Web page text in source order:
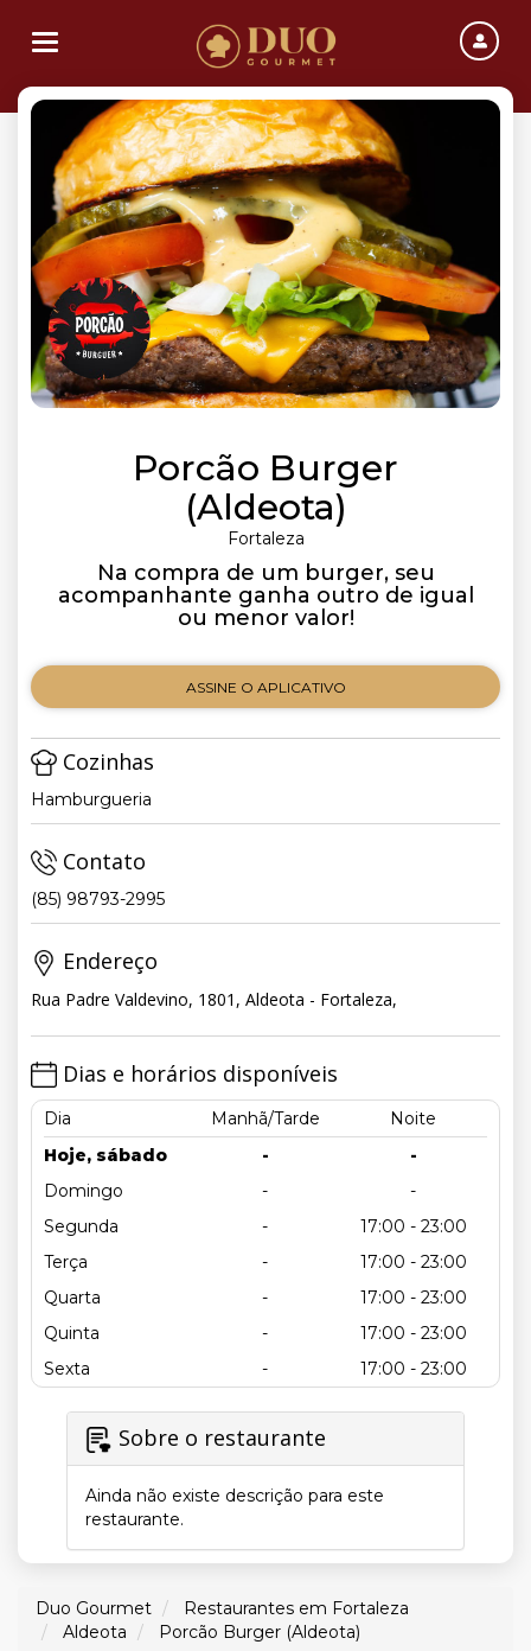
Toggle navigation
Porcão Burger
(Aldeota)
Fortaleza
Na compra de um burger, seu
acompanhante ganha outro de igual
ou menor valor!
ASSINE O APLICATIVO
Cozinhas
Hamburgueria
Contato
(85) 98793-2995
Endereço
Rua Padre Valdevino, 1801, Aldeota - Fortaleza,
Dias e horários disponíveis
Dia Manhã/Tarde
Noite
Hoje, sábado
-
-
Domingo
-
-
Segunda
-
17:00 - 23:00
Terça
-
17:00 - 23:00
Quarta
-
17:00 - 23:00
Quinta
-
17:00 - 23:00
Sexta
- 17:00 - 23:00
Sobre o restaurante
Ainda não existe descrição para este
restaurante.
Duo Gourmet
Restaurantes em Fortaleza
Aldeota
Porcão Burger (Aldeota)